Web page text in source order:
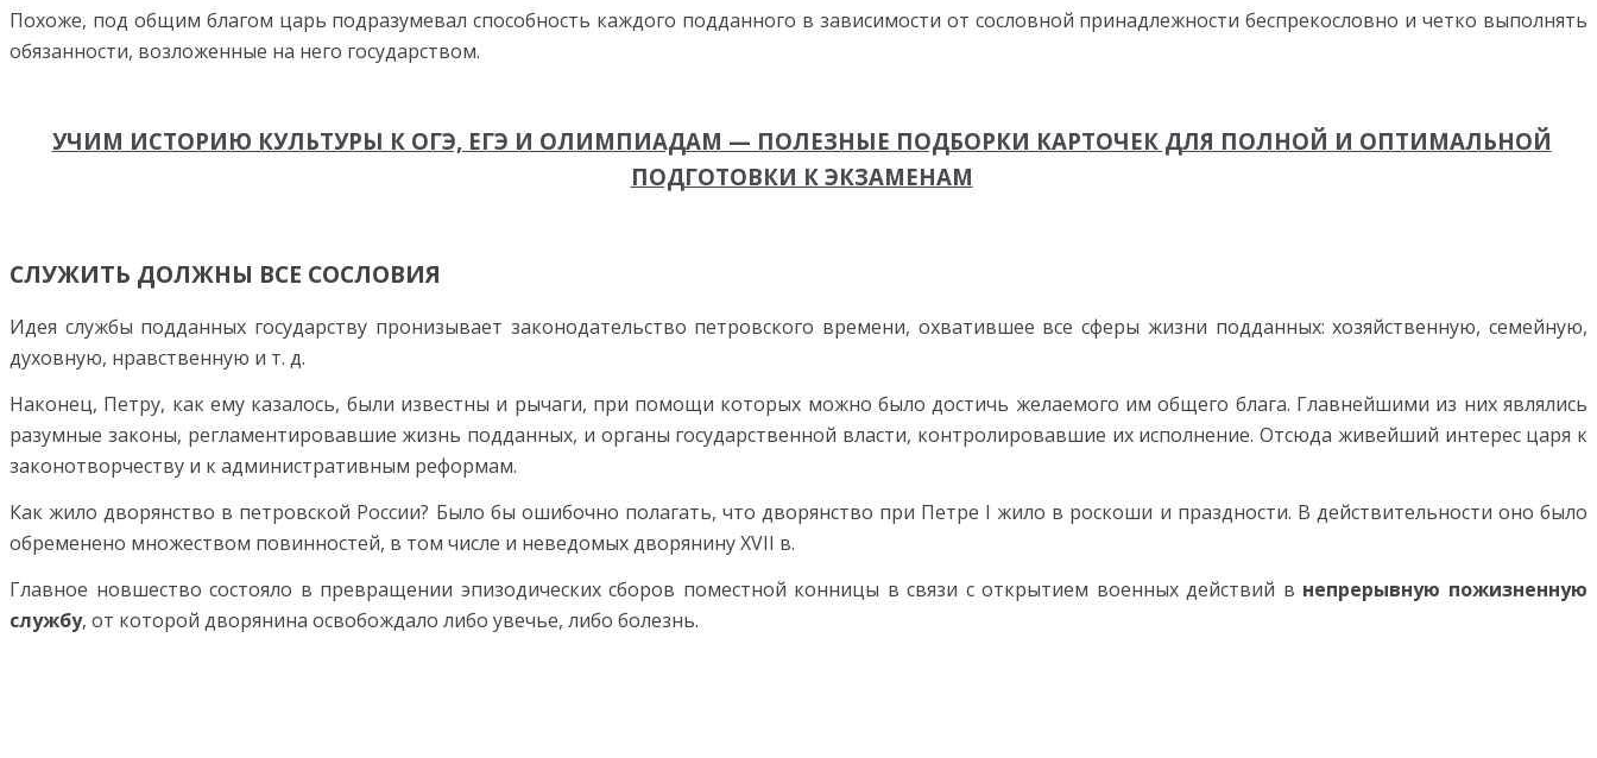
Похоже, под общим благом царь подразумевал способность каждого подданного в зависимости от сословной принадлежности беспрекословно и четко выполнять
обязанности, возложенные на него государством.
УЧИМ ИСТОРИЮ КУЛЬТУРЫ К ОГЭ, ЕГЭ И ОЛИМПИАДАМ — ПОЛЕЗНЫЕ ПОДБОРКИ КАРТОЧЕК ДЛЯ ПОЛНОЙ И ОПТИМАЛЬНОЙ
ПОДГОТОВКИ К ЭКЗАМЕНАМ
СЛУЖИТЬ ДОЛЖНЫ ВСЕ СОСЛОВИЯ
Идея службы подданных государству пронизывает законодательство петровского времени, охватившее все сферы жизни подданных: хозяйственную, семейную,
духовную, нравственную и т. д.
Наконец, Петру, как ему казалось, были известны и рычаги, при помощи которых можно было достичь желаемого им общего блага. Главнейшими из них являлись
разумные законы, регламентировавшие жизнь подданных, и органы государственной власти, контролировавшие их исполнение. Отсюда живейший интерес царя к
законотворчеству и к административным реформам.
Как жило дворянство в петровской России? Было бы ошибочно полагать, что дворянство при Петре I жило в роскоши и праздности. В действительности оно было
обременено множеством повинностей, в том числе и неведомых дворянину XVII в.
Главное новшество состояло в превращении эпизодических сборов поместной конницы в связи с открытием военных действий в непрерывную пожизненную
службу, от которой дворянина освобождало либо увечье, либо болезнь.